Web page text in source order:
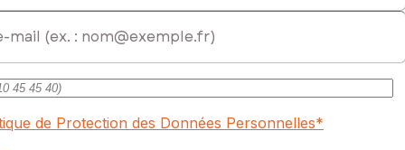
de Protection des Données Personnelles*